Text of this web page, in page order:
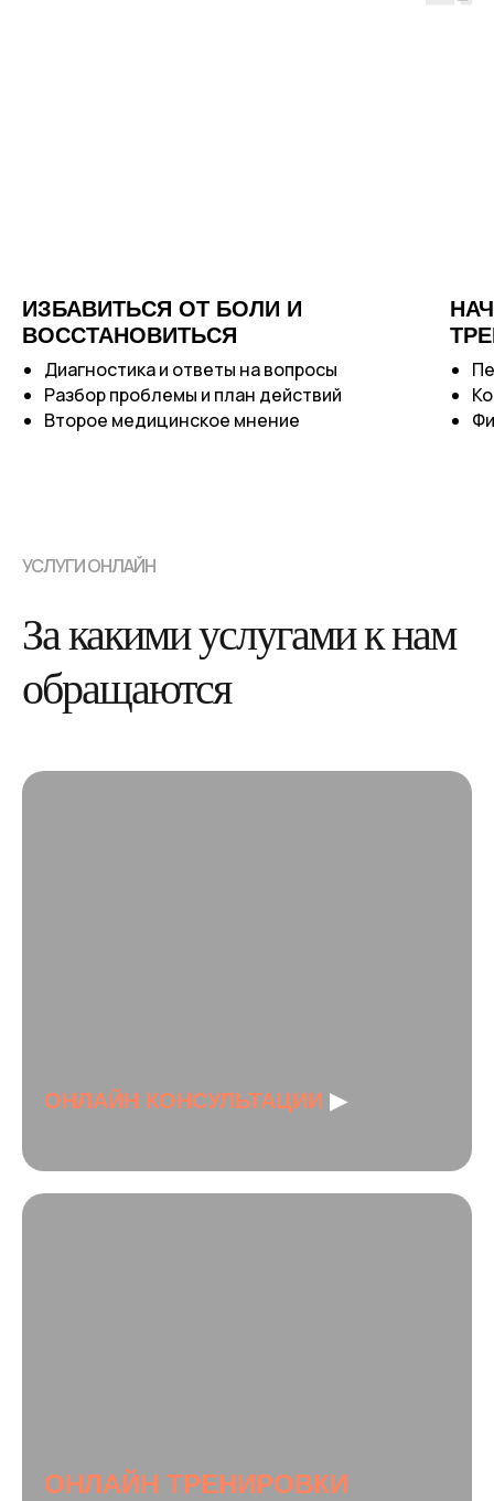
ИЗБАВИТЬСЯ ОТ БОЛИ И
ВОССТАНОВИТЬСЯ
Диагностика и ответы на вопросы
Разбор проблемы и план действий
Второе медицинское мнение
УСЛУГИ ОНЛАЙН
За какими услугами к нам
обращаются
ОНЛАЙН КОНСУЛЬТАЦИИ ▶
ОНЛАЙН ТРЕНИРОВКИ